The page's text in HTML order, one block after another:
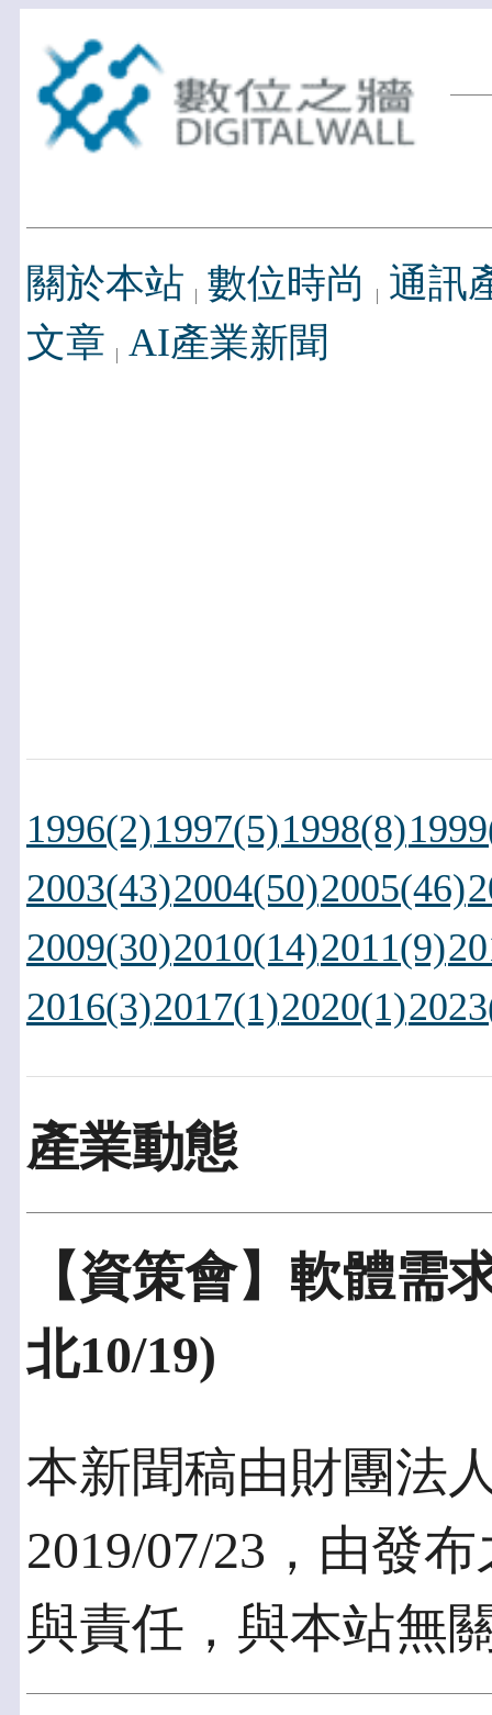
關於本站 數位時尚
通訊
文章 AI產業新聞
1996(2)1997(5)1998(8)
2003(43)2004(50)2005(46)
2009(30)2010(14)2011(9)
2016(3)2017(1)2020(1)
產業動態
【資策會】軟體需
北10/19)
本新聞稿由財團法
2019/07/23，由發
與責任，與本站無